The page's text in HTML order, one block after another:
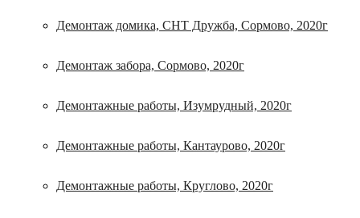
Демонтаж домика, СНТ Дружба, Сормово, 2020г
Демонтаж забора, Сормово, 2020г
Демонтажные работы, Изумрудный, 2020г
Демонтажные работы, Кантаурово, 2020г
Демонтажные работы, Круглово, 2020г